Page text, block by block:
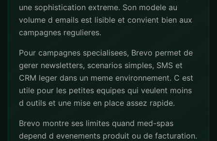
une sophistication extreme. Son modele au
volume d emails est lisible et convient bien aux
campagnes regulieres.
Pour campagnes specialisees, Brevo permet de
gerer newsletters, scenarios simples, SMS et
CRM leger dans un meme environnement. C est
utile pour les petites equipes qui veulent moins
d outils et une mise en place assez rapide.
Brevo montre ses limites quand med-spas
depend d evenements produit ou de facturation.